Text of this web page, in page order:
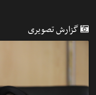
گزارش تصویری